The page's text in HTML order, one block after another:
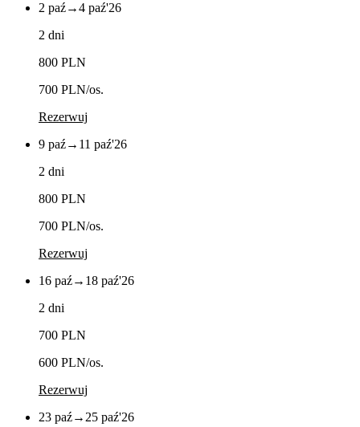
2 paź→4 paź'26
2 dni
800 PLN
700 PLN/os.
Rezerwuj
9 paź→ 11 paź'26
2 dni
800 PLN
700 PLN/os.
Rezerwuj
16 paź→ 18 paź'26
2 dni
700 PLN
600 PLN/os.
Rezerwuj
23 paź→ 25 paź'26